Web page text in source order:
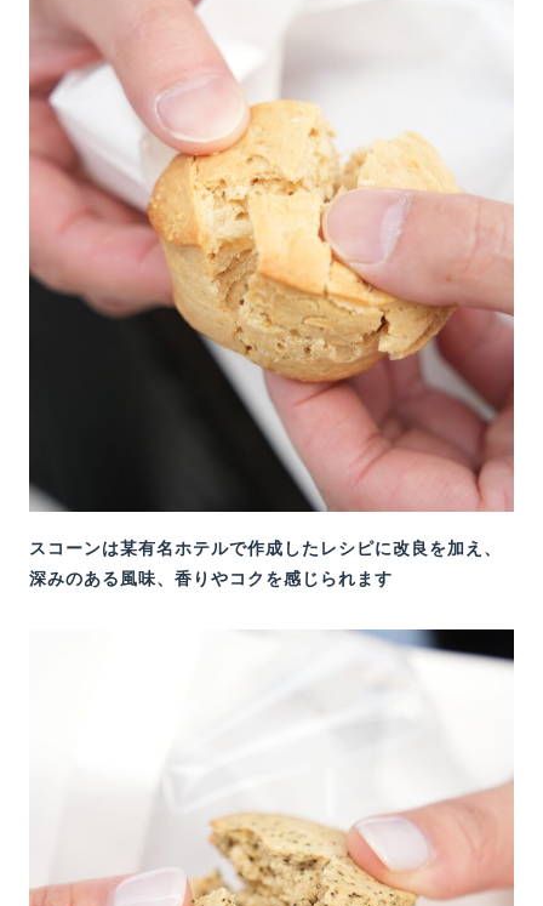
スコーンは某有名ホテルで作成したレシピに改良を加え、
深みのある風味、香りやコクを感じられます